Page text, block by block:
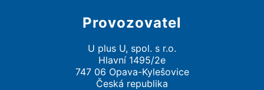
Provozovatel
U plus U, spol. s r.o.
Hlavní 1495/2e
747 06 Opava-Kylešovice
Česká republika